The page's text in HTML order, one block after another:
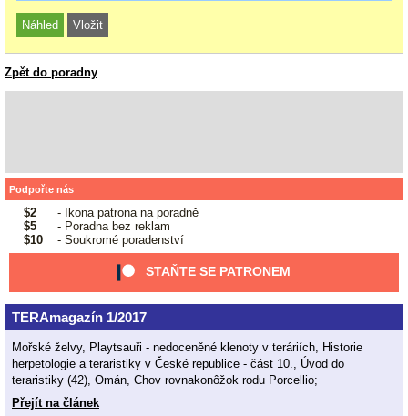
Zpět do poradny
Podpořte nás
$2
- Ikona patrona na poradně
$5
- Poradna bez reklam
$10
- Soukromé poradenství
STAŇTE SE PATRONEM
TERAmagazín 1/2017
Mořské želvy, Playtsauři - nedoceněné klenoty v teráriích, Historie
herpetologie a teraristiky v České republice - část 10., Úvod do
teraristiky (42), Omán, Chov rovnakonôžok rodu Porcellio;
Přejít na článek